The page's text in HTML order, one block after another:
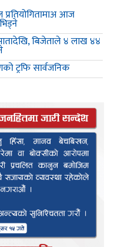
आज
बिजेताले ४ लाख ४४
ट्रफि सार्वजनिक